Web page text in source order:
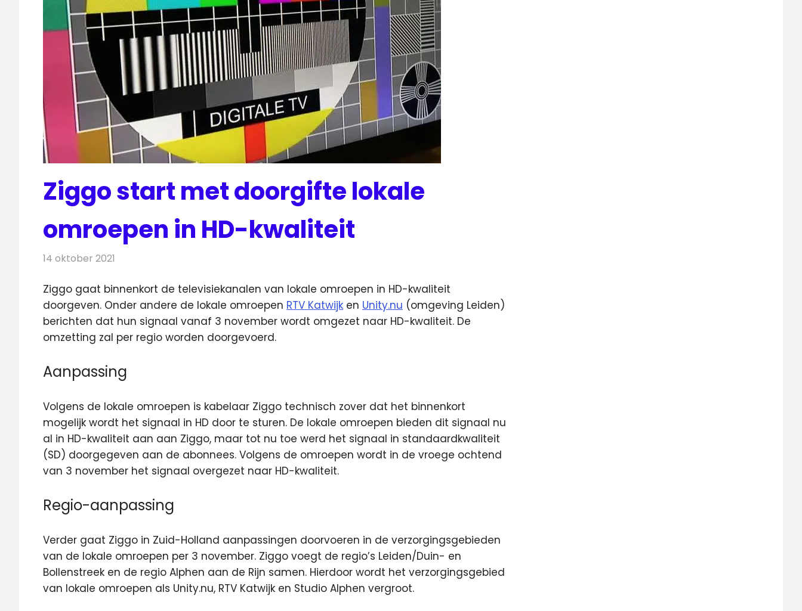
Ziggo start met doorgifte lokale
omroepen in HD-kwaliteit
14 oktober 2021
Ziggo gaat binnenkort de televisiekanalen van lokale omroepen in HD-kwaliteit
doorgeven. Onder andere de lokale omroepen RTV Katwijk en Unity.nu (omgeving Leiden)
berichten dat hun signaal vanaf 3 november wordt omgezet naar HD-kwaliteit. De
omzetting zal per regio worden doorgevoerd.
Aanpassing
Volgens de lokale omroepen is kabelaar Ziggo technisch zover dat het binnenkort
mogelijk wordt het signaal in HD door te sturen. De lokale omroepen bieden dit signaal nu
al in HD-kwaliteit aan aan Ziggo, maar tot nu toe werd het signaal in standaardkwaliteit
(SD) doorgegeven aan de abonnees. Volgens de omroepen wordt in de vroege ochtend
van 3 november het signaal overgezet naar HD-kwaliteit.
Regio-aanpassing
Verder gaat Ziggo in Zuid-Holland aanpassingen doorvoeren in de verzorgingsgebieden
van de lokale omroepen per 3 november. Ziggo voegt de regio’s Leiden/Duin- en
Bollenstreek en de regio Alphen aan de Rijn samen. Hierdoor wordt het verzorgingsgebied
van lokale omroepen als Unity.nu, RTV Katwijk en Studio Alphen vergroot.